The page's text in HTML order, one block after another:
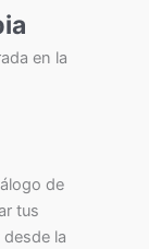
en la
de
tus
la